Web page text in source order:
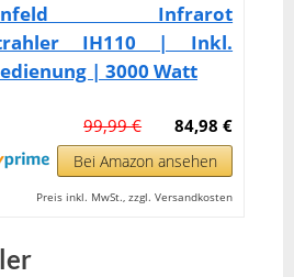
Infrarot
IH110 | Inkl.
| 3000 Watt
84,98 €
99,99 €
Bei Amazon ansehen
Preis inkl. MwSt., zzgl. Versandkosten